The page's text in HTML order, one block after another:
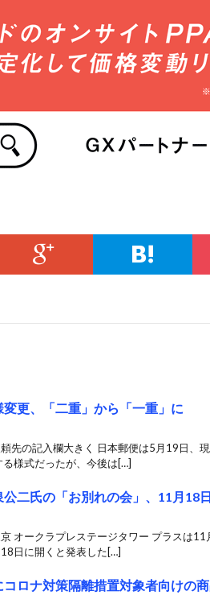
更、「二重」から「一重」に
先の記入欄大きく 日本郵便は5月19日、
様式だったが、今後は[…]
二氏の「お別れの会」、11月18
オークラプレステージタワー プラスは
日に開くと発表した[…]
ロナ対策隔離措置対象者向けの